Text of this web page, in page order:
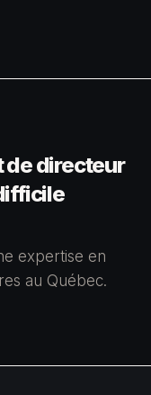
dedirecteur
expertise en
au Québec.